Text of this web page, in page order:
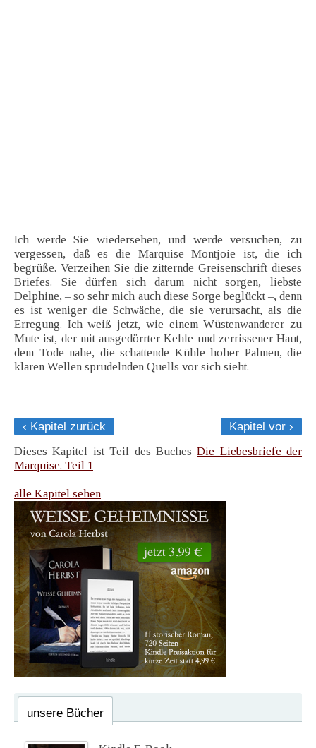
Ich werde Sie wiedersehen, und werde versuchen, zu
vergessen, daß es die Marquise Montjoie ist, die ich
begrüße. Verzeihen Sie die zitternde Greisenschrift dieses
Briefes. Sie dürfen sich darum nicht sorgen, liebste
Delphine, – so sehr mich auch diese Sorge beglückt –, denn
es ist weniger die Schwäche, die sie verursacht, als die
Erregung. Ich weiß jetzt, wie einem Wüstenwanderer zu
Mute ist, der mit ausgedörrter Kehle und zerrissener Haut,
dem Tode nahe, die schattende Kühle hoher Palmen, die
klaren Wellen sprudelnden Quells vor sich sieht.
‹ Kapitel zurück
Kapitel vor ›
Dieses Kapitel ist Teil des BuchesDie Liebesbriefe der
Marquise. Teil 1
alle Kapitel sehen
unsere Bücher